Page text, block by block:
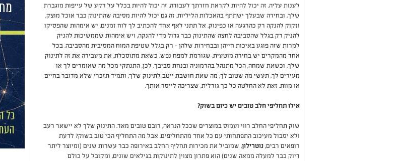
לענות עליה. זה יכול להיות לקראת חזרתך לעבודה. זה יכול להיות בכלל על רקע של עייפות מוגברת
שלך, ובחירה שבעלך ישתתף בהאכלות הליליות. זה גם יכול להיות מסיבה שהתינוק כבר אוכל מוצק,
וזקוק להנקה רק כהרגעה או כפינוק. אל תתני לאף אחד להכתיב לך לוח זמנים. יש אימהות שהפסיקו
להניק רק בגלל שהסביבה לחצה שהתינוק כבר גדול מדי להנקה, ויש אימהות שממשיכות להניק
למרות שזה פוגע באיכות חייהן ובבחירות שלהן – רק בגלל שטיפת המוח המסיבית מהסביבה. בכל
אחד מהמקרים יש בחירה מוטעית, שגורמת למפח נפש. כשאת מתוסכלת, את מעבירה את זה לתינוק
שלך, וכשאת שמחה, הכל מתנהל בהרמוניה ובנחת סביבך. לכן, התנתקי מכל מה שאומרים לך או
מעירים לך, תעשי מה שטוב לך, מה שאת חושבת ייטב לתינוק שלך, ותמיד תזכרי שלא מדובר בחיים
או מוות. זאת לא החלטה כל כך גורלית, שצריכה לייסר אותך.
אילו תחליפי חלב טובים יש כיום בשוק?
שוק תחליפי החלב רווי ועמוס במוצרים שככל הנראה, רובם טובים מאד. התינוק שלך לא יישאר רעב
ולא יסבול מעיכוב התפתחותי עם כל אחד מהתחליפים. אבל מה התחליף הכי טוב בשוק? לדעת
רופאים רבים,נוטרילון, שמוביל את מכירות תחליף החלב באירופה כבר עשרות שנים (ומיוצר ליתר
דיוק כבר למעלה ממאה שנים) הוא פתרון מצוין לתינוקות בגילאים שונים, ומקובל על כולם